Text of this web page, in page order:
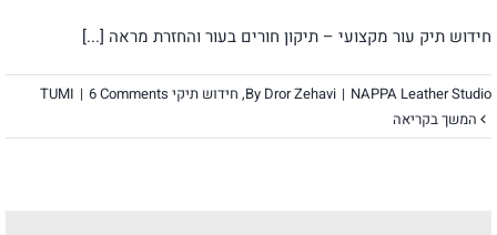
חידוש תיק עור מקצועי – תיקון חורים בעור והחזרת מראה [...]
By Dror Zehavi | NAPPA Leather Studio
, חידוש תיקי TUMI | 6 Comments
המשך בקריאה